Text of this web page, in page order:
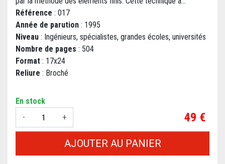
Référence : 017
Année de parution : 1995
Niveau : Ingénieurs, spécialistes, grandes écoles, universités
Nombre de pages : 504
Format : 17x24
Reliure : Broché
En stock
-
+ Prix
49 €
AJOUTER AU PANIER